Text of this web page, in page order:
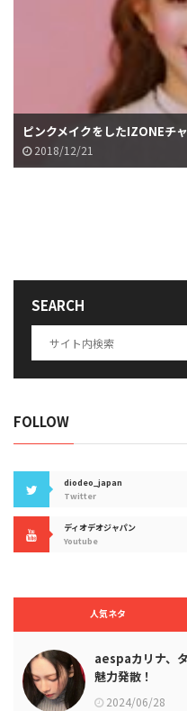
ピンクメイクをしたIZONEチ
2018/12/21
SEARCH
FOLLOW
diodeo_japan
Twitter
ディオデオジャパン
Youtube
人気ネタ
aespaカリナ、
魅力発散！
2024/06/28